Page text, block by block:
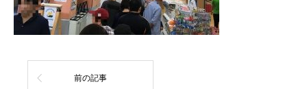
前の記事